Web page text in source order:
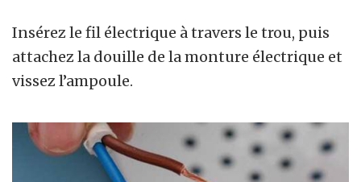
Insérez le fil électrique à travers le trou, puis
attachez la douille de la monture électrique et
vissez l’ampoule.